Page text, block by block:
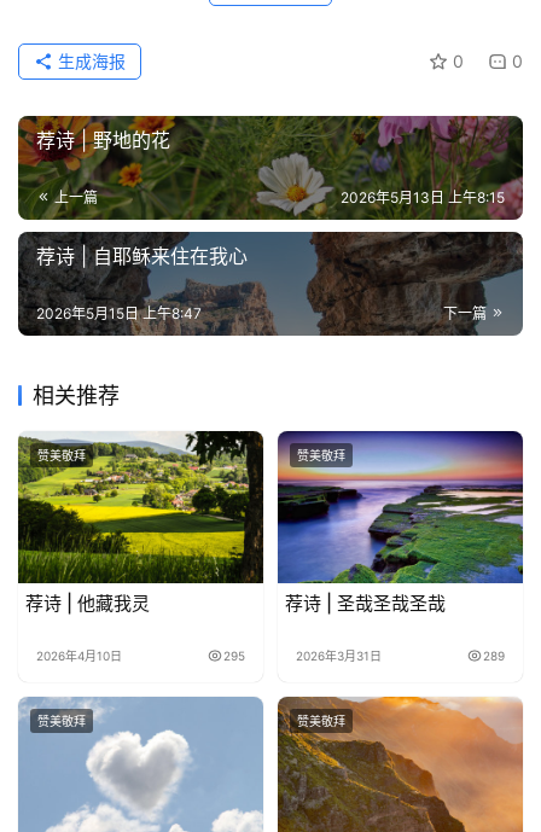
0 0
生成海报
荐诗 | 野地的花
上一篇 2026年5月13日 上午8:15
荐诗 | 自耶稣来住在我心
下一篇
2026年5月15日 上午8:47
相关推荐
赞美敬拜
荐诗 | 他藏我灵
2026年4月10日 295
赞美敬拜
荐诗 | 圣哉圣哉圣哉
2026年3月31日 289
赞美敬拜 赞美敬拜